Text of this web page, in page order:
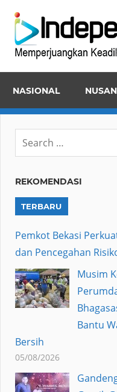
content
NASIONAL
REKOMENDASI
TERBARU
Pemkot Bekasi
dan Pencegahan
Musim
Bantu
Bersih
05/08/2026